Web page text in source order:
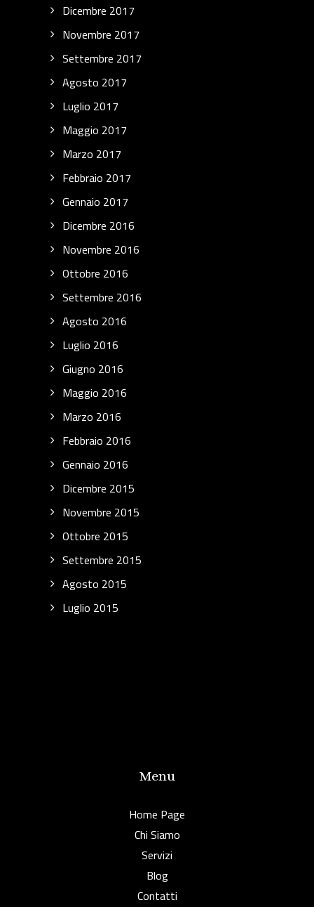
Dicembre 2017
Novembre 2017
Settembre 2017
Agosto 2017
Luglio 2017
Maggio 2017
Marzo 2017
Febbraio 2017
Gennaio 2017
Dicembre 2016
Novembre 2016
Ottobre 2016
Settembre 2016
Agosto 2016
Luglio 2016
Giugno 2016
Maggio 2016
Marzo 2016
Febbraio 2016
Gennaio 2016
Dicembre 2015
Novembre 2015
Ottobre 2015
Settembre 2015
Agosto 2015
Luglio 2015
Menu
Home Page
Chi Siamo
Servizi
Blog
Contatti